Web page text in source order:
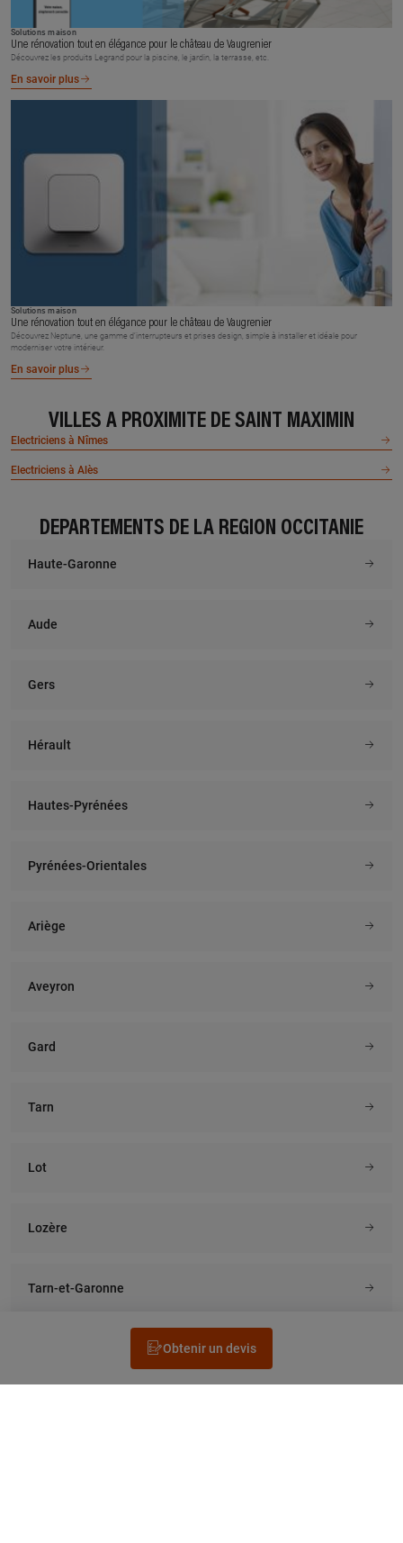
Obtenir un devis
Solutions maison
Une rénovation tout en élégance pour le château de Vaugrenier
Découvrez les produits Legrand pour la piscine, le jardin, la terrasse, etc.
En savoir plus
Solutions maison
Une rénovation tout en élégance pour le château de Vaugrenier
Découvrez Neptune, une gamme d’interrupteurs et prises design, simple à installer et idéale pour
moderniser votre intérieur.
En savoir plus
VILLES À PROXIMITÉ DE SAINT MAXIMIN
Electriciens à Nîmes
Electriciens à Alès
DÉPARTEMENTS DE LA RÉGION OCCITANIE
Haute-Garonne
Aude
Gers
Hérault
Hautes-Pyrénées
Pyrénées-Orientales
Ariège
Aveyron
Gard
Tarn
Lot
Lozère
Tarn-et-Garonne